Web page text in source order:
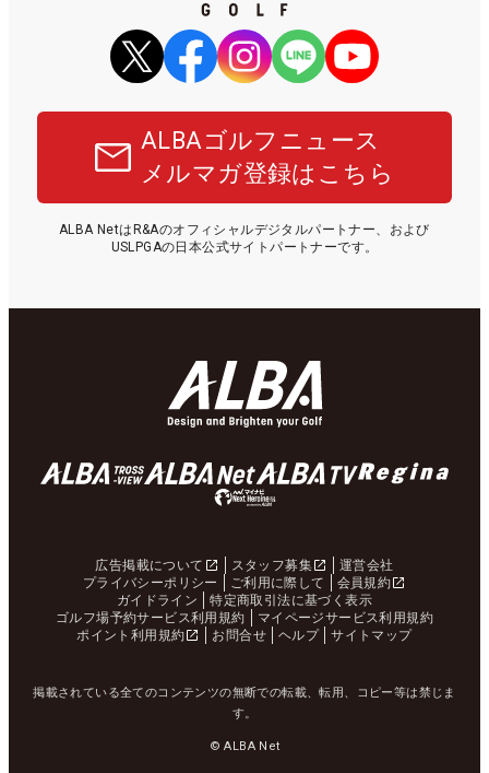
ALBAゴルフニュース
メルマガ登録はこちら
ALBA NetはR&Aのオフィシャルデジタルパートナー、および
USLPGAの日本公式サイトパートナーです。
広告掲載について スタッフ募集
運営会社
プライバシーポリシー
ご利用に際して
会員規約
ガイドライン
特定商取引法に基づく表示
ゴルフ場予約サービス利用規約
マイページサービス利用規約
ポイント利用規約
お問合せ ヘルプ サイトマップ
掲載されている全てのコンテンツの無断での転載、転用、コピー等は禁じま
す。
© ALBA Net